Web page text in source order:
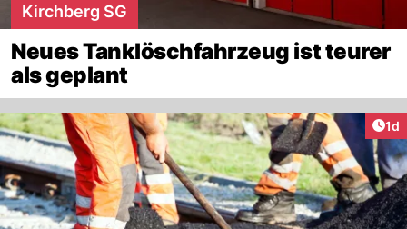
Kirchberg SG
Neues Tanklöschfahrzeug ist teurer
als geplant
1d